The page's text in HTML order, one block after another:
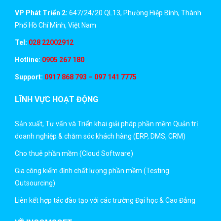
VP Phát Triển 2: 647/24/20 QL13, Phường Hiệp Bình, Thành
Phố Hồ Chí Minh, Việt Nam
Tel: 028 22002912
Hotline: 0905 267 180
Support: 0917 868 793 – 097 141 7775
LĨNH VỰC HOẠT ĐỘNG
Sản xuất, Tư vấn và Triển khai giải pháp phần mềm Quản trị
doanh nghiệp & chăm sóc khách hàng (ERP, DMS, CRM)
Cho thuê phần mềm (Cloud Software)
Gia công kiểm định chất lượng phần mềm (Testing
Outsourcing)
Liên kết hợp tác đào tạo với các trường Đại học & Cao Đẳng